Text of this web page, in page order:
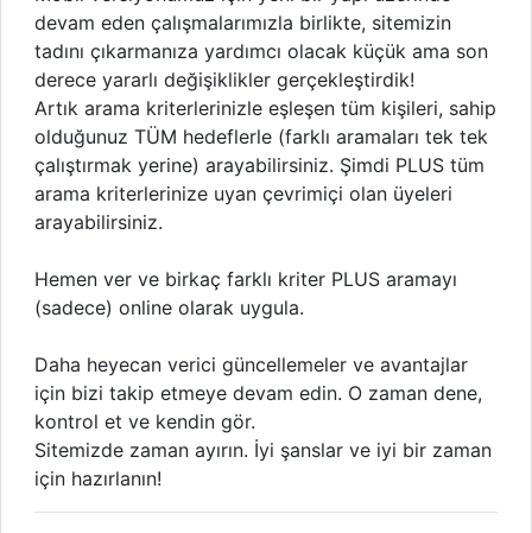
devam eden çalışmalarımızla birlikte, sitemizin
tadını çıkarmanıza yardımcı olacak küçük ama son
derece yararlı değişiklikler gerçekleştirdik!
Artık arama kriterlerinizle eşleşen tüm kişileri, sahip
olduğunuz TÜM hedeflerle (farklı aramaları tek tek
çalıştırmak yerine) arayabilirsiniz. Şimdi PLUS tüm
arama kriterlerinize uyan çevrimiçi olan üyeleri
arayabilirsiniz.
Hemen ver ve birkaç farklı kriter PLUS aramayı
(sadece) online olarak uygula.
Daha heyecan verici güncellemeler ve avantajlar
için bizi takip etmeye devam edin. O zaman dene,
kontrol et ve kendin gör.
Sitemizde zaman ayırın. İyi şanslar ve iyi bir zaman
için hazırlanın!